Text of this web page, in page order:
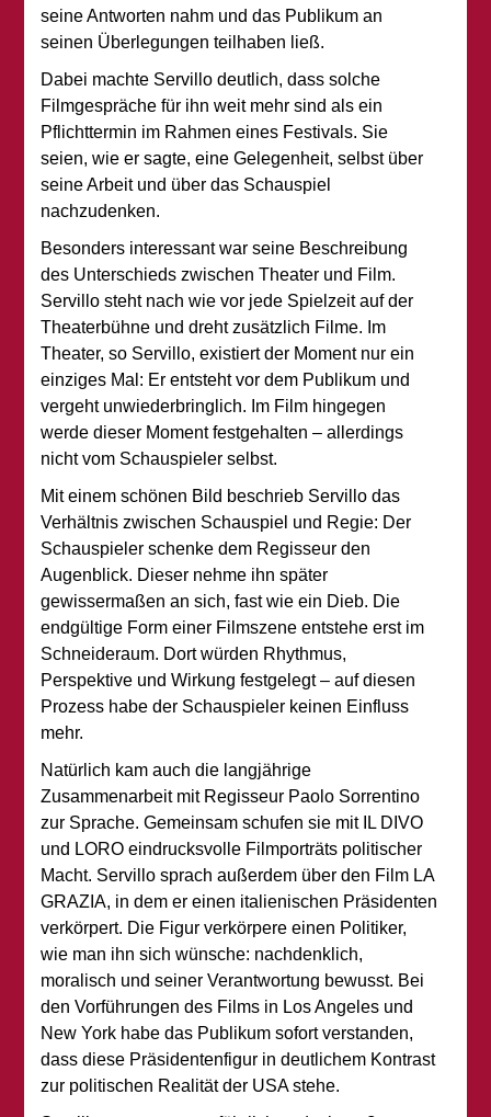
seine Antworten nahm und das Publikum an
seinen Überlegungen teilhaben ließ.
Dabei machte Servillo deutlich, dass solche
Filmgespräche für ihn weit mehr sind als ein
Pflichttermin im Rahmen eines Festivals. Sie
seien, wie er sagte, eine Gelegenheit, selbst über
seine Arbeit und über das Schauspiel
nachzudenken.
Besonders interessant war seine Beschreibung
des Unterschieds zwischen Theater und Film.
Servillo steht nach wie vor jede Spielzeit auf der
Theaterbühne und dreht zusätzlich Filme. Im
Theater, so Servillo, existiert der Moment nur ein
einziges Mal: Er entsteht vor dem Publikum und
vergeht unwiederbringlich. Im Film hingegen
werde dieser Moment festgehalten – allerdings
nicht vom Schauspieler selbst.
Mit einem schönen Bild beschrieb Servillo das
Verhältnis zwischen Schauspiel und Regie: Der
Schauspieler schenke dem Regisseur den
Augenblick. Dieser nehme ihn später
gewissermaßen an sich, fast wie ein Dieb. Die
endgültige Form einer Filmszene entstehe erst im
Schneideraum. Dort würden Rhythmus,
Perspektive und Wirkung festgelegt – auf diesen
Prozess habe der Schauspieler keinen Einfluss
mehr.
Natürlich kam auch die langjährige
Zusammenarbeit mit Regisseur Paolo Sorrentino
zur Sprache. Gemeinsam schufen sie mit IL DIVO
und LORO eindrucksvolle Filmporträts politischer
Macht. Servillo sprach außerdem über den Film LA
GRAZIA, in dem er einen italienischen Präsidenten
verkörpert. Die Figur verkörpere einen Politiker,
wie man ihn sich wünsche: nachdenklich,
moralisch und seiner Verantwortung bewusst. Bei
den Vorführungen des Films in Los Angeles und
New York habe das Publikum sofort verstanden,
dass diese Präsidentenfigur in deutlichem Kontrast
zur politischen Realität der USA stehe.